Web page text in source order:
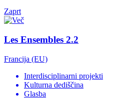
Zaprt
Les Ensembles 2.2
Francija (EU)
Interdisciplinarni projekti
Kulturna dediščina
Glasba